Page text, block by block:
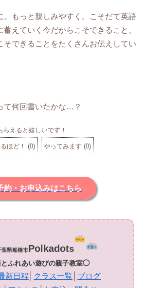
。もっと親しみやすく。こそだて英語
えていく今だからこそできること、
そできることをたくさんお伝えしてい
て何回書いたかな…？
えると嬉しいです！
ほど！ (0) やってみます (0)
約・お申込みはこちら
葉県船橋市Polkadots
ふれあい遊びの親子教室◯
新日程 クラス一覧
ブログ